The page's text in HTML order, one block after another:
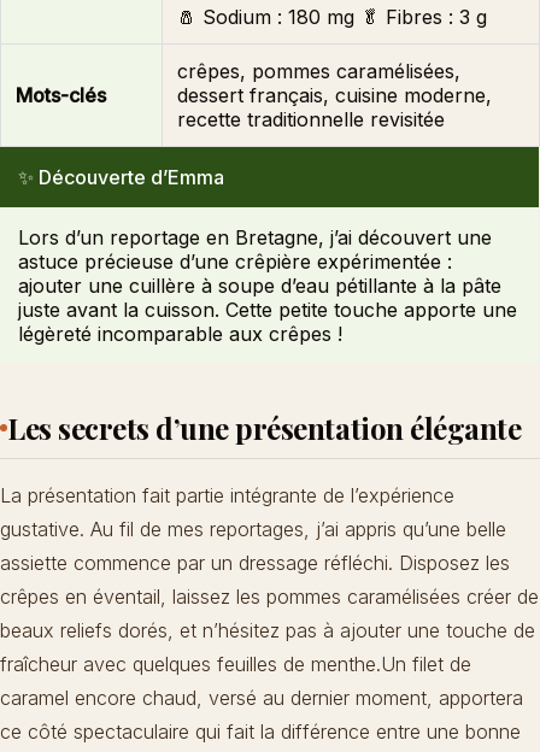
🧂 Sodium : 180 mg 🥬 Fibres : 3 g
Mots-clés
crêpes, pommes caramélisées,
dessert français, cuisine moderne,
recette traditionnelle revisitée
✨ Découverte d’Emma
Lors d’un reportage en Bretagne, j’ai découvert une
astuce précieuse d’une crêpière expérimentée :
ajouter une cuillère à soupe d’eau pétillante à la pâte
juste avant la cuisson. Cette petite touche apporte une
légèreté incomparable aux crêpes !
Les secrets d’une présentation élégante
La présentation fait partie intégrante de l’expérience
gustative. Au fil de mes reportages, j’ai appris qu’une belle
assiette commence par un dressage réfléchi. Disposez les
crêpes en éventail, laissez les pommes caramélisées créer de
beaux reliefs dorés, et n’hésitez pas à ajouter une touche de
fraîcheur avec quelques feuilles de menthe.Un filet de
caramel encore chaud, versé au dernier moment, apportera
ce côté spectaculaire qui fait la différence entre une bonne